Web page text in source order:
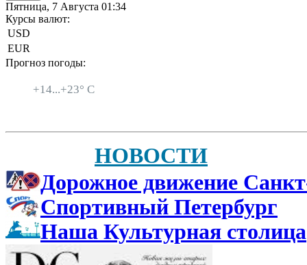
Пятница, 7 Августа 01:34
Курсы валют:
USD
EUR
Прогноз погоды:
+14...+23° C
НОВОСТИ
Дорожное движение
Спортивный Петербург
Наша Культурная столица